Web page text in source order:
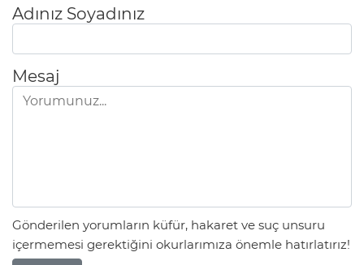
Adınız Soyadınız
Mesaj
Gönderilen yorumların küfür, hakaret ve suç unsuru
içermemesi gerektiğini okurlarımıza önemle hatırlatırız!